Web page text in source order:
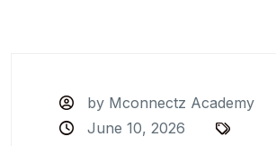
by Mconnectz Academy
June 10, 2026